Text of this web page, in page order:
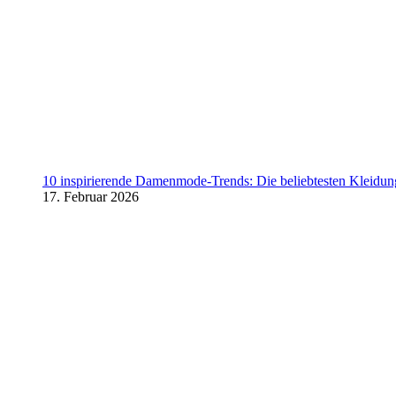
10 inspirierende Damenmode-Trends: Die beliebtesten
17. Februar 2026